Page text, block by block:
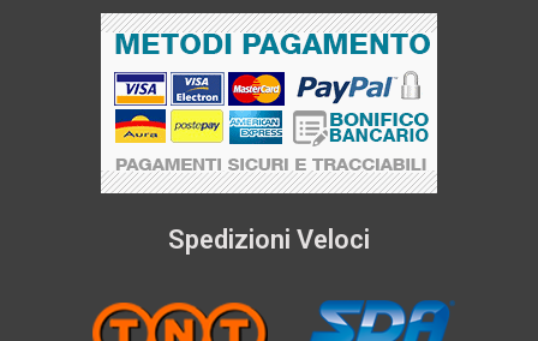
Spedizioni Veloci